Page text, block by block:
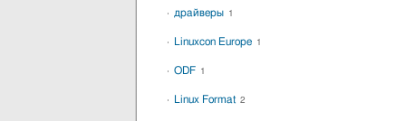
драйверы 1
Linuxcon Europe 1
ODF 1
Linux Format 2